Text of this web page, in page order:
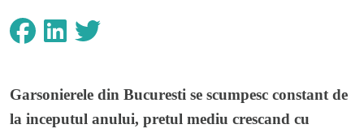
Garsonierele din Bucuresti se scumpesc constant de
la inceputul anului, pretul mediu crescand cu